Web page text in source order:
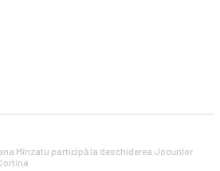
Mînzatu participă la deschiderea Jocurilor